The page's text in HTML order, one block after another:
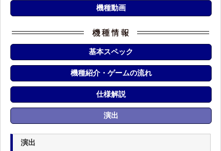
機種動画
基本スペック
機種紹介・ゲームの流れ
仕様解説
演出
演出